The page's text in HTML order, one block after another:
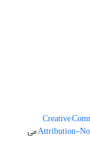
Creative
Attribution-می